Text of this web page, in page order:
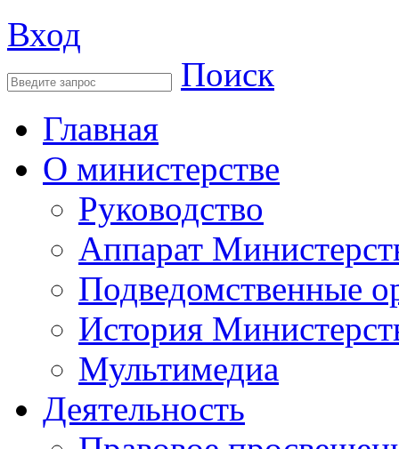
Вход
Поиск
Главная
О министерстве
Руководство
Аппарат
Подведомственные
История
Мультимедиа
Деятельность